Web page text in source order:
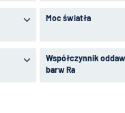
Moc światła
Współczynnik
barw Ra